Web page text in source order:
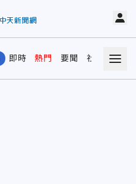
即時 熱門 要聞 社會 娛樂